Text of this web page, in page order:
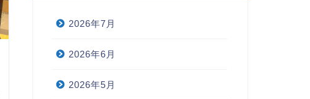
6/4定期テスト対策講座 午後の
部受け入れ終了のお知らせ
2026年7月
2026年6月
2026年5月